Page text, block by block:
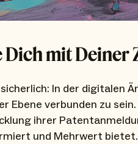
Dich mit Deiner
In der digitalen
Ebene verbunden zu
ihrer
und Mehrwert